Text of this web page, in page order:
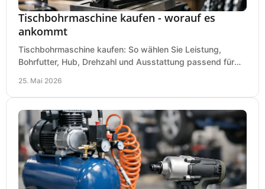
Tischbohrmaschine kaufen - worauf es
ankommt
Tischbohrmaschine kaufen: So wählen Sie Leistung,
Bohrfutter, Hub, Drehzahl und Ausstattung passend für
25. Mai 2026